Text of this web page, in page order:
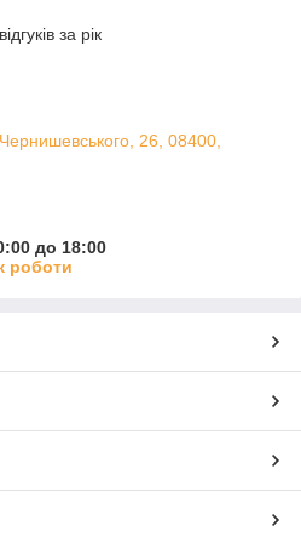
за рік
26, 08400,
до 18:00
роботи